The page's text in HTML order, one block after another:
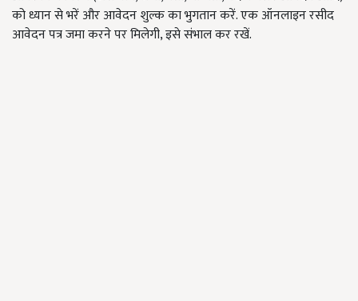
को ध्यान से भरें और आवेदन शुल्क का भुगतान करें. एक ऑनलाइन रसीद
आवेदन पत्र जमा करने पर मिलेगी, इसे संभाल कर रखें.